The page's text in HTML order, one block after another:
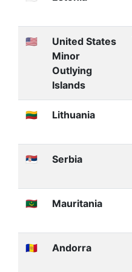
🇺🇲
United States
Minor
Outlying
Islands
🇱🇹 Lithuania
🇷🇸 Serbia
🇲🇷 Mauritania
🇦🇩 Andorra